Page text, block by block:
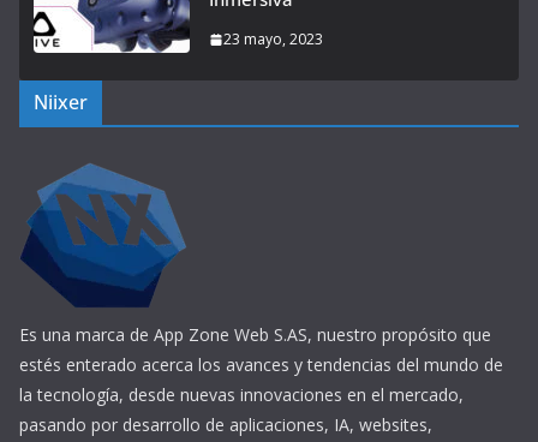
23 mayo, 2023
Niixer
Es una marca de App Zone Web S.AS, nuestro propósito que
estés enterado acerca los avances y tendencias del mundo de
la tecnología, desde nuevas innovaciones en el mercado,
pasando por desarrollo de aplicaciones, IA, websites,